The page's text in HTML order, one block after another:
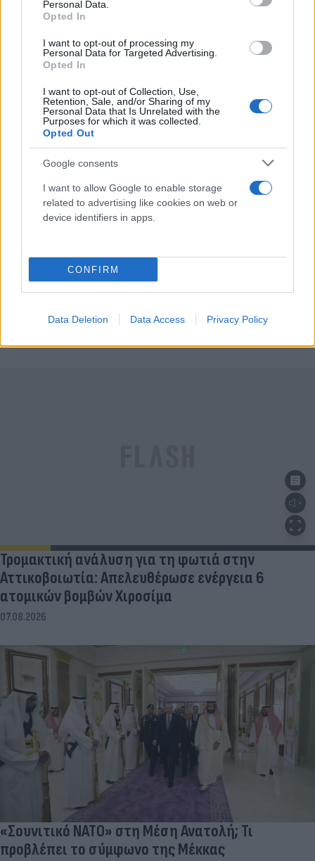
Personal Data.
Opted In
I want to opt-out of processing my
Personal Data for Targeted Advertising.
Opted In
I want to opt-out of Collection, Use,
Retention, Sale, and/or Sharing of my
Personal Data that Is Unrelated with the
Purposes for which it was collected.
Opted Out
Google consents
I want to allow Google to enable storage
related to advertising like cookies on web or
device identifiers in apps.
CONFIRM
Data Deletion Data Access Privacy Policy
Σέρρες: «Κάτι απέσπασε την προσοχή του
οδηγού»
Τρομακτική ανάλυση για τη φωτιά στην
Αττικοβοιωτία: Απελευθέρωσε ενέργεια 6
ατομικών βομβών Χιροσίμα
07.08.2026
«Σουνιτικό ΝΑΤΟ» στη Μέση Ανατολή; Τι
προβλέπει το σύμφωνο της Μέκκας